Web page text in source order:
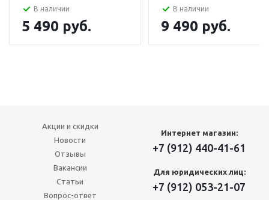
В наличии
5 490 руб.
В наличии
9 490 руб.
Акции и скидки
Новости
Отзывы
Вакансии
Статьи
Вопрос-ответ
Интернет магазин:
+7 (912) 440-41-61
Для юридических лиц:
+7 (912) 053-21-07